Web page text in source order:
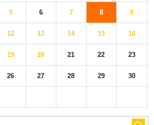
5 6 7 8 9
12 13 14 15 16
19 20 21 22 23
26 27 28 29 30